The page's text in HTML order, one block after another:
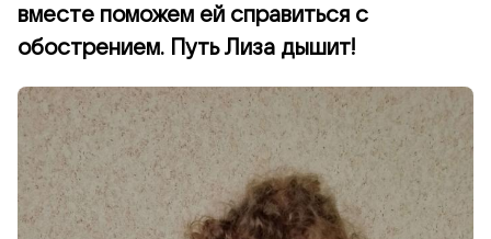
вместе поможем ей справиться с
обострением. Путь Лиза дышит!